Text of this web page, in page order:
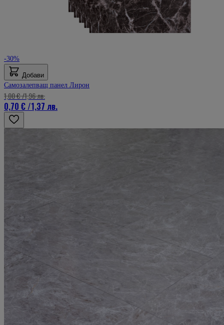
-30%
Добави
Самозалепващ панел Лирон
0,70 € /1,37 лв.
1,00 €/1,96 лв.